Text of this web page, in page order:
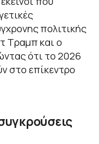
πολιτικής
Τραμπ και ο
ότι το 2026
στο επίκεντρο